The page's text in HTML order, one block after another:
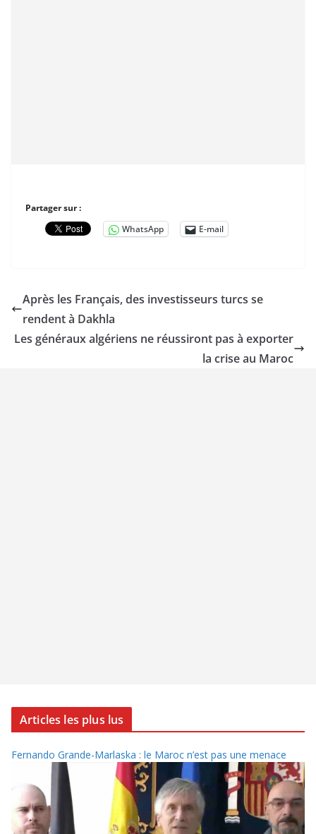
Partager sur :
WhatsApp
E-mail
Après les Français, des investisseurs turcs se
rendent à Dakhla
Les généraux algériens ne réussiront pas à exporter
la crise au Maroc
Articles les plus lus
Fernando Grande-Marlaska : le Maroc n’est pas une menace